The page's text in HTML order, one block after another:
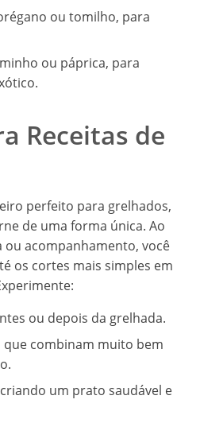
ou tomilho, para
ou páprica, para
Receitas de
perfeito para grelhados,
de uma forma única. Ao
acompanhamento, você
os cortes mais simples em
ou depois da grelhada.
que combinam muito bem
um prato saudável e